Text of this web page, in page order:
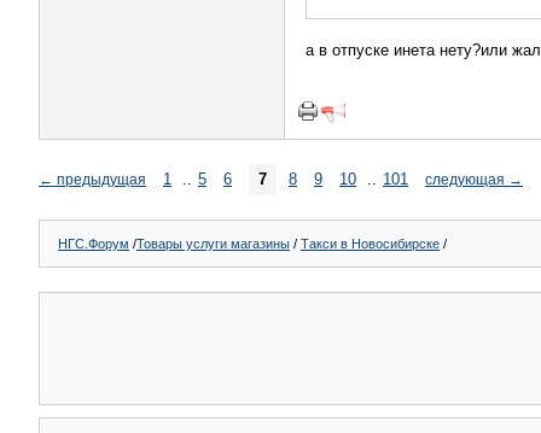
а в отпуске инета нету?или
← предыдущая 1 .. 5 6 7 8 9 10 .. 101 следующая →
НГС.Форум /Товары услуги магазины / Такси в Новосибирске /